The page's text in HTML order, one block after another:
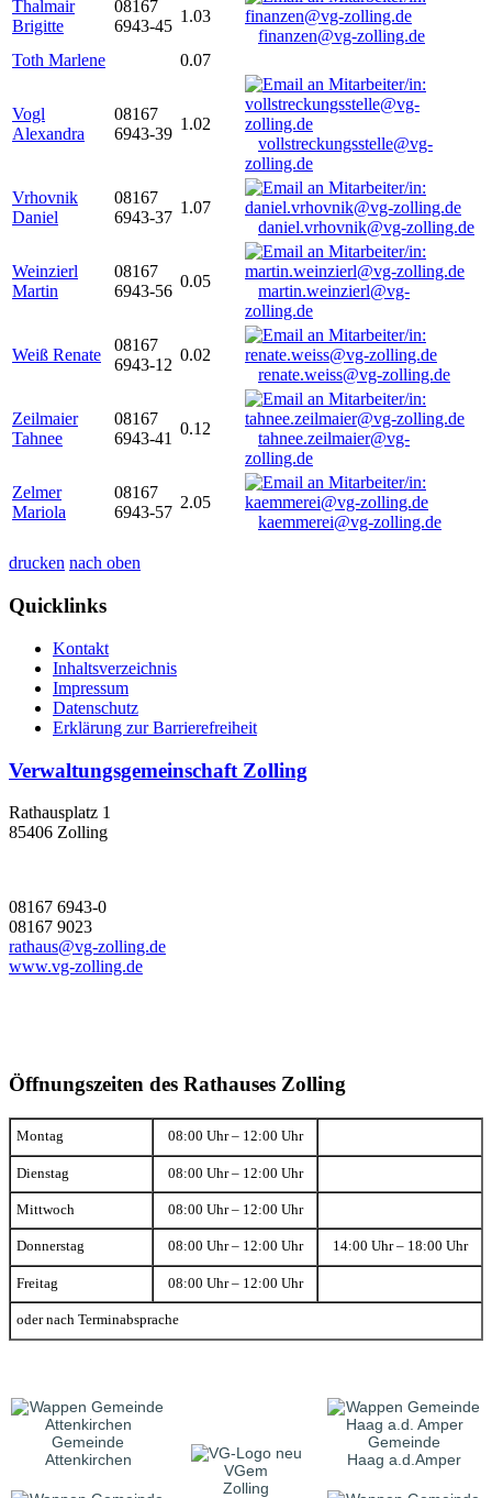
Thalmair
Brigitte
08167
6943-45
1.03
finanzen@vg-zolling.de
Toth Marlene
0.07
Vogl
Alexandra
08167
6943-39
1.02
vollstreckungsstelle@vg-
zolling.de
Vrhovnik
Daniel
08167
6943-37
1.07
daniel.vrhovnik@vg-zolling.de
Weinzierl
Martin
08167
6943-56
0.05
martin.weinzierl@vg-
zolling.de
Weiß Renate
08167
6943-12
0.02
renate.weiss@vg-zolling.de
Zeilmaier
Tahnee
08167
6943-41
0.12
tahnee.zeilmaier@vg-
zolling.de
Zelmer
Mariola
08167
6943-57
2.05
kaemmerei@vg-zolling.de
drucken nach oben
Quicklinks
Kontakt
Inhaltsverzeichnis
Impressum
Datenschutz
Erklärung zur Barrierefreiheit
Verwaltungsgemeinschaft Zolling
Rathausplatz 1
85406 Zolling
08167 6943-0
08167 9023
rathaus@vg-zolling.de
www.vg-zolling.de
Öffnungszeiten des Rathauses Zolling
Montag 08:00 Uhr – 12:00 Uhr
Dienstag 08:00 Uhr – 12:00 Uhr
Mittwoch 08:00 Uhr – 12:00 Uhr
Donnerstag 08:00 Uhr – 12:00 Uhr 14:00 Uhr – 18:00 Uhr
Freitag 08:00 Uhr – 12:00 Uhr
oder nach Terminabsprache
Gemeinde
Attenkirchen
VGem
Zolling
Gemeinde
Haag a.d.Amper